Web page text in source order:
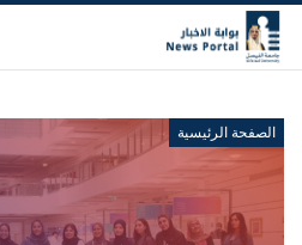
الصفحة الرئيسية